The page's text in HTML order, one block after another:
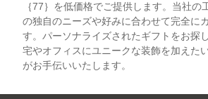
｛77｝を低価格でご提供します。当社の
の独自のニーズや好みに合わせて完全に
す。パーソナライズされたギフトをお探
宅やオフィスにユニークな装飾を加えた
がお手伝いいたします。